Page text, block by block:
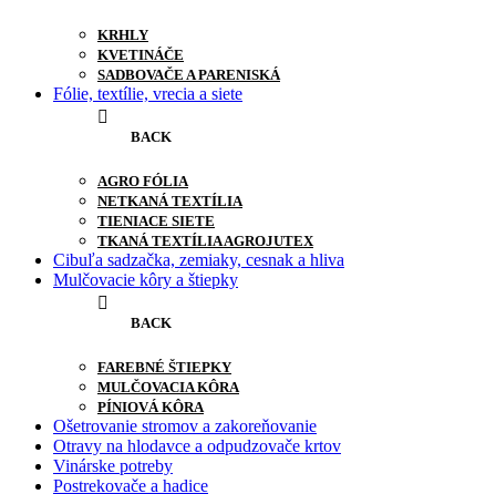
KRHLY
KVETINÁČE
SADBOVAČE A PARENISKÁ
Fólie, textílie, vrecia a siete
BACK
AGRO FÓLIA
NETKANÁ TEXTÍLIA
TIENIACE SIETE
TKANÁ TEXTÍLIA AGROJUTEX
Cibuľa sadzačka, zemiaky, cesnak a hliva
Mulčovacie kôry a štiepky
BACK
FAREBNÉ ŠTIEPKY
MULČOVACIA KÔRA
PÍNIOVÁ KÔRA
Ošetrovanie stromov a zakoreňovanie
Otravy na hlodavce a odpudzovače krtov
Vinárske potreby
Postrekovače a hadice